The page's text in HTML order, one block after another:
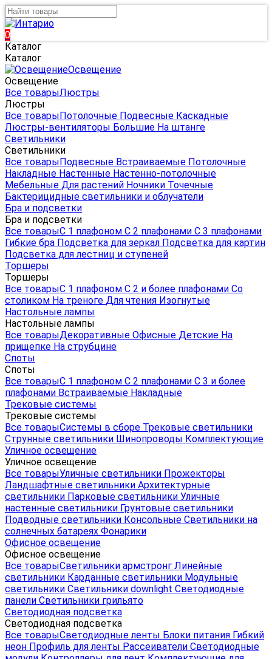
0
Каталог
Каталог
Освещение
Освещение
Все товарыЛюстры
Люстры
Все товарыПотолочные Подвесные Каскадные
Люстры-вентиляторы Большие На штанге
Светильники
Светильники
Все товарыПодвесные Встраиваемые Потолочные
Накладные Настенные Настенно-потолочные
Мебельные Для растений Ночники Точечные
Бактерицидные светильники и облучатели
Бра и подсветки
Бра и подсветки
Все товарыС 1 плафоном С 2 плафонами С 3 плафонами
Гибкие бра Подсветка для зеркал Подсветка для картин
Подсветка для лестниц и ступеней
Торшеры
Торшеры
Все товарыС 1 плафоном С 2 и более плафонами Со
столиком На треноге Для чтения Изогнутые
Настольные лампы
Настольные лампы
Все товарыДекоративные Офисные Детские На
прищепке На струбцине
Споты
Споты
Все товарыС 1 плафоном С 2 плафонами С 3 и более
плафонами Встраиваемые Накладные
Трековые системы
Трековые системы
Все товарыСистемы в сборе Трековые светильники
Струнные светильники Шинопроводы Комплектующие
Уличное освещение
Уличное освещение
Все товарыУличные светильники Прожекторы
Ландшафтные светильники Архитектурные
светильники Парковые светильники Уличные
настенные светильники Грунтовые светильники
Подводные светильники Консольные Светильники на
солнечных батареях Фонарики
Офисное освещение
Офисное освещение
Все товарыСветильники армстронг Линейные
светильники Карданные светильники Модульные
светильники Светильники downlight Светодиодные
панели Светильники грильято
Светодиодная подсветка
Светодиодная подсветка
Все товарыСветодиодные ленты Блоки питания Гибкий
неон Профиль для ленты Рассеиватели Светодиодные